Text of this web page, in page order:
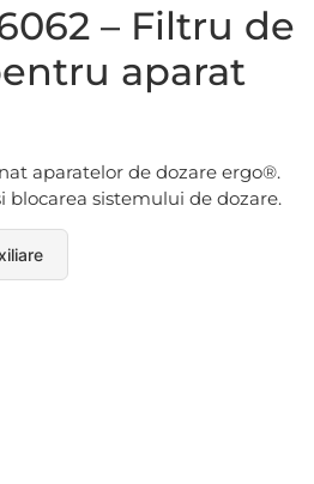
– Filtru de
aparat
aparatelor de dozare ergo®.
blocarea sistemului de dozare.